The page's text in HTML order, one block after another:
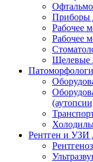
Приборы
Рабочее
Рабочее
Щелевые
Рентген и УЗИ